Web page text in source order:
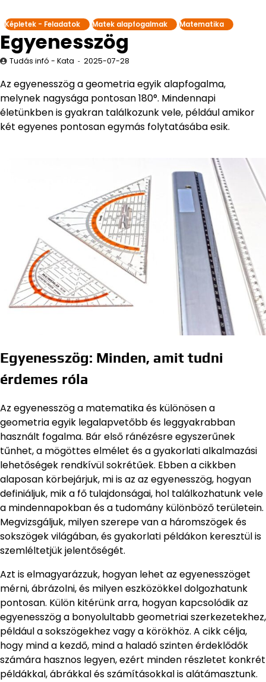
Képletek - Feladatok Matek alapfogalmak Matematika
Egyenesszög
Tudás infó - Kata 2025-07-28
Az egyenesszög a geometria egyik alapfogalma,
melynek nagysága pontosan 180°. Mindennapi
életünkben is gyakran találkozunk vele, például amikor
két egyenes pontosan egymás folytatásába esik.
Egyenesszög: Minden, amit tudni
érdemes róla
Az egyenesszög a matematika és különösen a
geometria egyik legalapvetőbb és leggyakrabban
használt fogalma. Bár első ránézésre egyszerűnek
tűnhet, a mögöttes elmélet és a gyakorlati alkalmazási
lehetőségek rendkívül sokrétűek. Ebben a cikkben
alaposan körbejárjuk, mi is az az egyenesszög, hogyan
definiáljuk, mik a fő tulajdonságai, hol találkozhatunk vele
a mindennapokban és a tudomány különböző területein.
Megvizsgáljuk, milyen szerepe van a háromszögek és
sokszögek világában, és gyakorlati példákon keresztül is
szemléltetjük jelentőségét.
Azt is elmagyarázzuk, hogyan lehet az egyenesszöget
mérni, ábrázolni, és milyen eszközökkel dolgozhatunk
pontosan. Külön kitérünk arra, hogyan kapcsolódik az
egyenesszög a bonyolultabb geometriai szerkezetekhez,
például a sokszögekhez vagy a körökhöz. A cikk célja,
hogy mind a kezdő, mind a haladó szinten érdeklődők
számára hasznos legyen, ezért minden részletet konkrét
példákkal, ábrákkal és számításokkal is alátámasztunk.